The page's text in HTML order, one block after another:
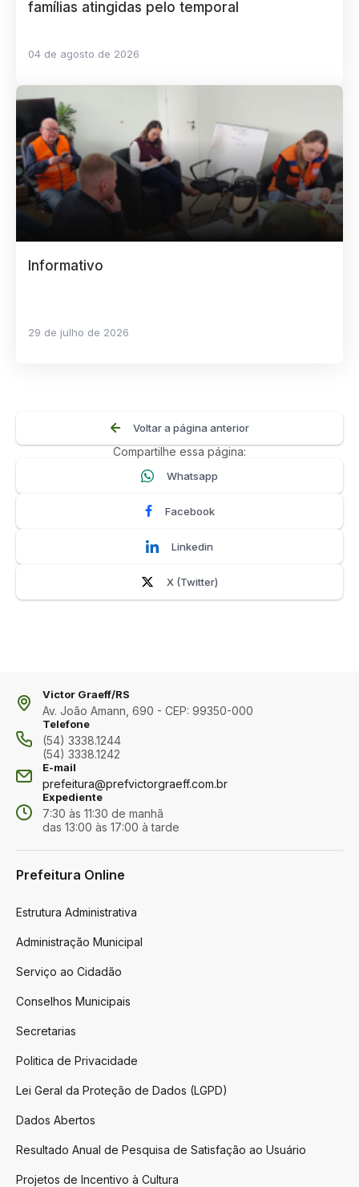
famílias atingidas pelo temporal
04 de agosto de 2026
Informativo
29 de julho de 2026
Voltar a página anterior
Compartilhe essa página:
Whatsapp
Facebook
Linkedin
X (Twitter)
Victor Graeff/RS
Av. João Amann, 690 - CEP: 99350-000
Telefone
(54) 3338.1244
(54) 3338.1242
E-mail
prefeitura@prefvictorgraeff.com.br
Expediente
7:30 às 11:30 de manhã
das 13:00 às 17:00 à tarde
Prefeitura Online
Estrutura Administrativa
Administração Municipal
Serviço ao Cidadão
Conselhos Municipais
Secretarias
Politica de Privacidade
Lei Geral da Proteção de Dados (LGPD)
Dados Abertos
Resultado Anual de Pesquisa de Satisfação ao Usuário
Projetos de Incentivo à Cultura